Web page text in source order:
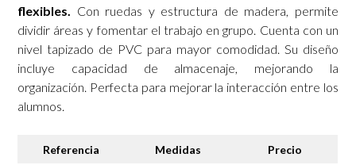
flexibles.
Con ruedas y estructura de madera, permite
dividir áreas y fomentar el trabajo en grupo. Cuenta con un
nivel tapizado de PVC para mayor comodidad. Su diseño
incluye capacidad de almacenaje, mejorando la
organización. Perfecta para mejorar la interacción entre los
alumnos.
Referencia Medidas Precio